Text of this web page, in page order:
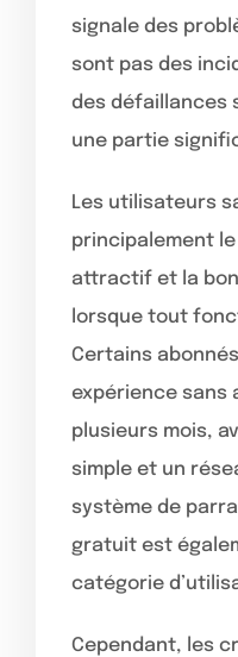
signale des
sont pas des
des défaillances
une partie
Les utilisateurs
principalement
attractif et la
lorsque tout
Certains
expérience sans
plusieurs mois,
simple et un
système de
gratuit est
catégorie
Cependant, les